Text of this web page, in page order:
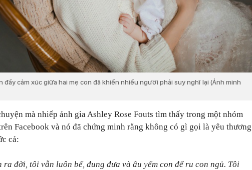
đầy cảm xúc giữa hai mẹ con đã khiến nhiều người phải suy nghĩ lại (Ảnh minh
mà nhiếp ảnh gia Ashley Rose Fouts tìm thấy trong một nhóm
Facebook và nó đã chứng minh rằng không có gì gọi là yêu thương
cả:
ra đời, tôi vẫn luôn bế, đung đưa và âu yếm con để ru con ngủ. Tôi